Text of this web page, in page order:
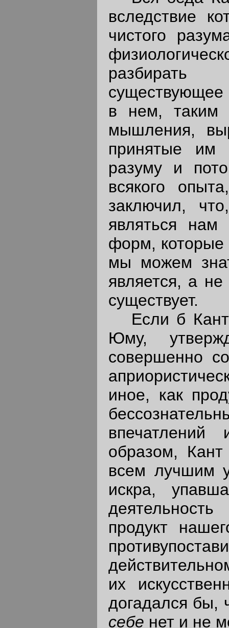
вследствие
чистого
в нем, таким
мышления,
принятые
разуму и
всякого
заключил,
являться нам
форм, которые
мы можем
является, а не
существует.
Если б Кант
Юму,
совершенно
иное, как
образом,
всем лучшим
искра,
продукт
их
догадался бы,
себе нет и не